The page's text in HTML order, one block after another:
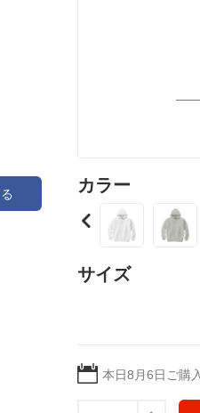
カラー
サイズ
本日8月6日 ご購